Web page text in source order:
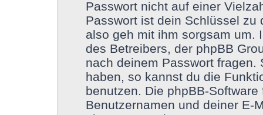
Passwort nicht auf einer
Passwort ist dein Schlüssel zu
also geh mit ihm sorgsam um.
des Betreibers, der phpBB
nach deinem Passwort
haben, so kannst du die
benutzen. Die phpBB-
Benutzernamen und deiner E-